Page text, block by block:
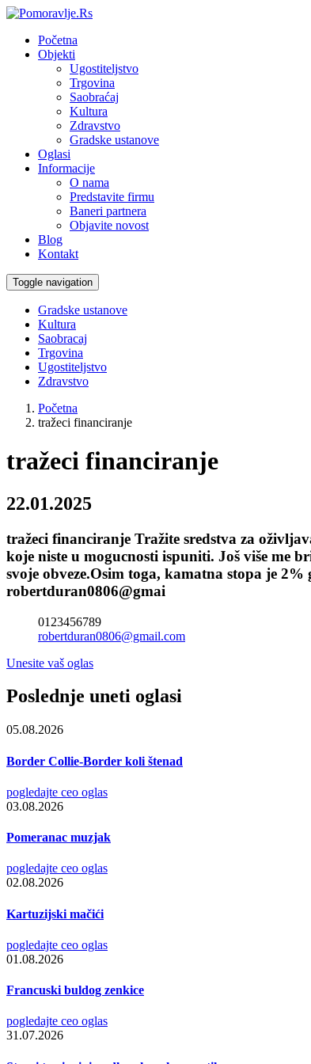
Početna
Objekti
Ugostiteljstvo
Trgovina
Saobraćaj
Kultura
Zdravstvo
Gradske ustanove
Oglasi
Informacije
O nama
Predstavite firmu
Baneri partnera
Objavite novost
Blog
Kontakt
Toggle navigation
Gradske ustanove
Kultura
Saobracaj
Trgovina
Ugostiteljstvo
Zdravstvo
Početna
tražeci financiranje
tražeci financiranje
22.01.2025
tražeci financiranje Tražite sredstva za
koje niste u mogucnosti ispuniti. Još više me
svoje obveze.Osim toga, kamatna stopa je
robertduran0806@gmai
0123456789
robertduran0806@gmail.com
Unesite vaš oglas
Poslednje uneti oglasi
05.08.2026
Border Collie-Border koli štenad
pogledajte ceo oglas
03.08.2026
Pomeranac muzjak
pogledajte ceo oglas
02.08.2026
Kartuzijski mačići
pogledajte ceo oglas
01.08.2026
Francuski buldog zenkice
pogledajte ceo oglas
31.07.2026